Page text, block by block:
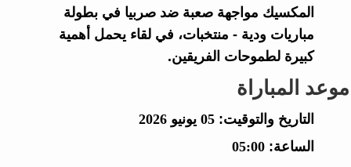
المكسيك مواجهة صعبة ضد صربيا في بطولة
مباريات ودية - منتخبات، في لقاء يحمل أهمية
كبيرة لطموحات الفريقين.
موعد المباراة
التاريخ والتوقيت: 05 يونيو 2026
الساعة: 05:00